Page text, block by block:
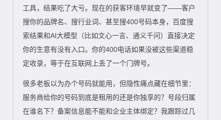
工具，结果吃了大亏。现在的获客环境早就变了——客户
搜你的品牌名、搜行业词、甚至搜400号码本身，百度搜
索结果和AI大模型（比如文心一言、通义千问）直接决定
你的生意有没有入口。你的400电话如果没被这些渠道稳
定收录，等于在互联网上丢了一个门牌号。
很多老板以为办个号码就能用，但隐性痛点藏在细节里：
服务商给你的号码到底是租用的还是你独享的？号段归属
在谁名下？备案信息能不能和企业主体绑定？我跟踪过几